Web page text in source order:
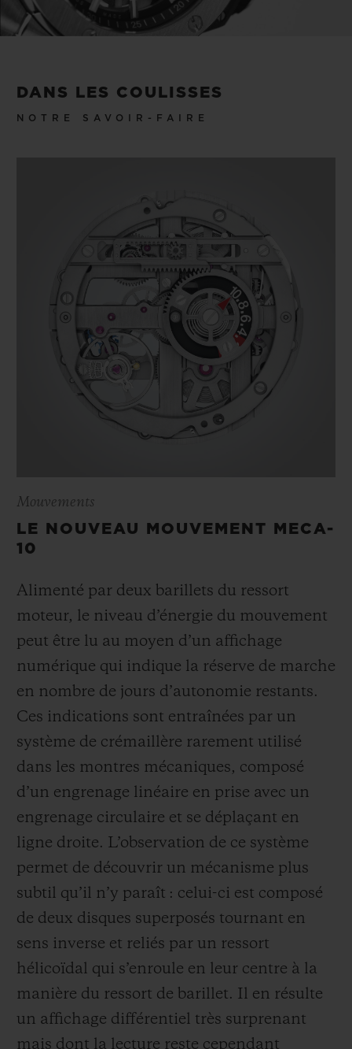
DANS LES COULISSES
NOTRE SAVOIR-FAIRE
Mouvements
LE NOUVEAU MOUVEMENT MECA-
10
Alimenté par deux barillets du ressort
moteur, le niveau d’énergie du mouvement
peut être lu au moyen d’un affichage
numérique qui indique la réserve de marche
en nombre de jours d’autonomie restants.
Ces indications sont entraînées par un
système de crémaillère rarement utilisé
dans les montres mécaniques, composé
d’un engrenage linéaire en prise avec un
engrenage circulaire et se déplaçant en
ligne droite. L’observation de ce système
permet de découvrir un mécanisme plus
subtil qu’il n’y paraît : celui-ci est composé
de deux disques superposés tournant en
sens inverse et reliés par un ressort
hélicoïdal qui s’enroule en leur centre à la
manière du ressort de barillet. Il en résulte
un affichage différentiel très surprenant
mais dont la lecture reste cependant